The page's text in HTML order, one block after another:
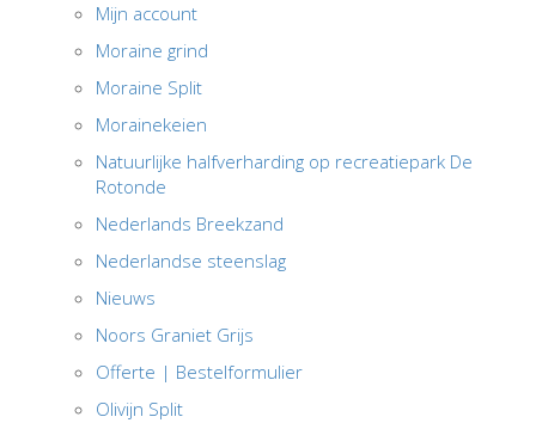
Mijn account
Moraine grind
Moraine Split
Morainekeien
Natuurlijke halfverharding op recreatiepark De
Rotonde
Nederlands Breekzand
Nederlandse steenslag
Nieuws
Noors Graniet Grijs
Offerte | Bestelformulier
Olivijn Split